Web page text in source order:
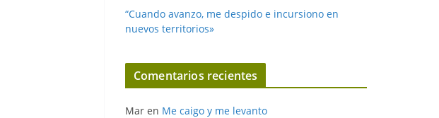
“Cuando avanzo, me despido e incursiono en
nuevos territorios»
Comentarios recientes
Mar en Me caigo y me levanto